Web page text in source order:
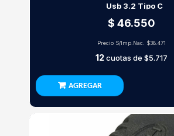
Usb 3.2 Tipo C
$ 46.550
Precio S/Imp.Nac. $38.471
12cuotas de $5.717
AGREGAR